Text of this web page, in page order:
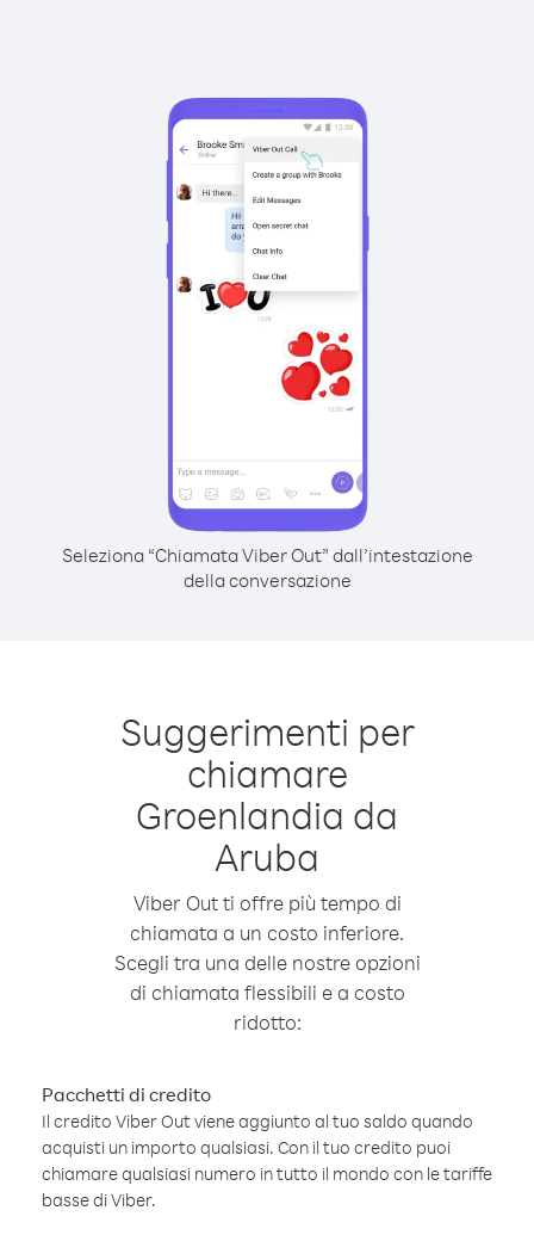
Seleziona “Chiamata Viber Out” dall’intestazione
della conversazione
Suggerimenti per
chiamare
Groenlandia da
Aruba
Viber Out ti offre più tempo di
chiamata a un costo inferiore.
Scegli tra una delle nostre opzioni
di chiamata flessibili e a costo
ridotto:
Pacchetti di credito
Il credito Viber Out viene aggiunto al tuo saldo quando
acquisti un importo qualsiasi. Con il tuo credito puoi
chiamare qualsiasi numero in tutto il mondo con le tariffe
basse di Viber.